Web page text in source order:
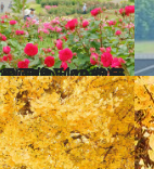
東エリアの秋の絶景＆風物詩の画像（43点）
け